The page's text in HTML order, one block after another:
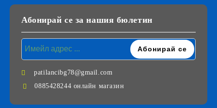
Абонирай се за нашия бюлетин
patilancibg78@gmail.com
0885428244 онлайн магазин